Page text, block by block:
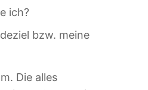
ich?
bzw. meine